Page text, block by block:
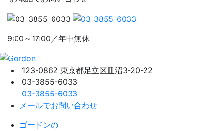
9:00～17:00／年中無休
123-0862 東京都足立区皿沼3-20-22
03-3855-6033
03-3855-6033
メールでお問い合わせ
ゴードンの